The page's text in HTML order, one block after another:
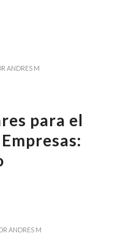
ANDRES M
para el
ANDRES M